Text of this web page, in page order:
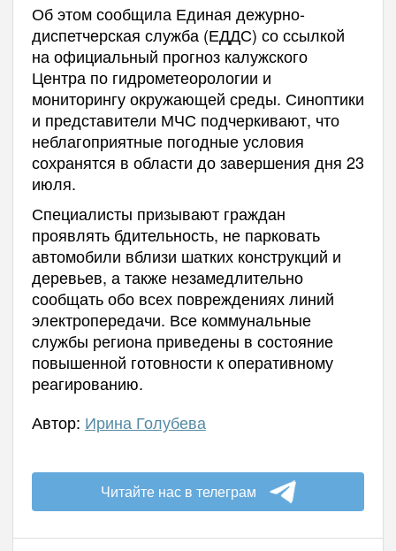
Об этом сообщила Единая дежурно-
диспетчерская служба (ЕДДС) со ссылкой
на официальный прогноз калужского
Центра по гидрометеорологии и
мониторингу окружающей среды. Синоптики
и представители МЧС подчеркивают, что
неблагоприятные погодные условия
сохранятся в области до завершения дня 23
июля.
Специалисты призывают граждан
проявлять бдительность, не парковать
автомобили вблизи шатких конструкций и
деревьев, а также незамедлительно
сообщать обо всех повреждениях линий
электропередачи. Все коммунальные
службы региона приведены в состояние
повышенной готовности к оперативному
реагированию.
Автор: Ирина Голубева
Читайте нас в телеграм